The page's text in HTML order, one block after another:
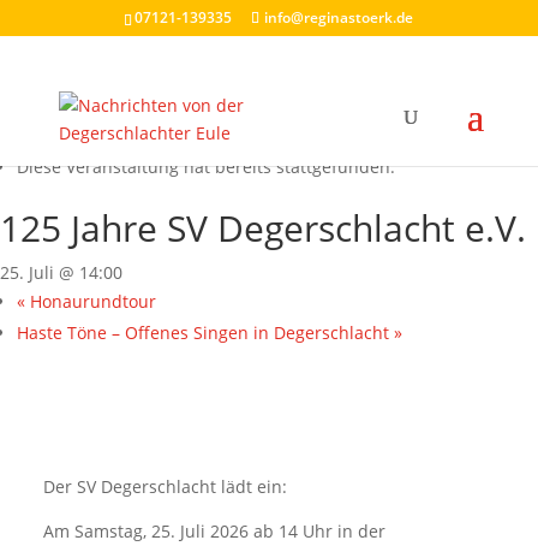
07121-139335 info@reginastoerk.de
« Alle Veranstaltungen
Diese Veranstaltung hat bereits stattgefunden.
125 Jahre SV Degerschlacht e.V.
25. Juli @ 14:00
« Honaurundtour
Haste Töne – Offenes Singen in Degerschlacht »
Der SV Degerschlacht lädt ein:
Am Samstag, 25. Juli 2026 ab 14 Uhr in der